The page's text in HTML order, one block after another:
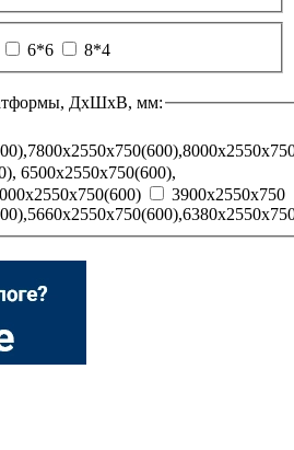
6*6
8*4
ДхШхВ, мм: